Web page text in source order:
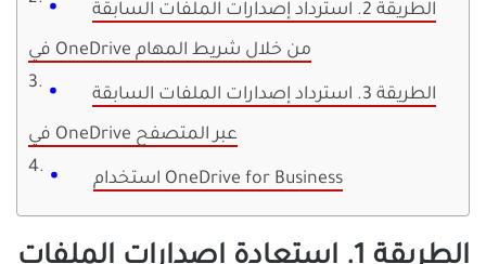
الطريقة 2. استرداد إصدارات الملفات السابقة
في OneDrive من خلال شريط المهام
الطريقة 3. استرداد إصدارات الملفات السابقة
في OneDrive عبر المتصفح
استخدام OneDrive for Business